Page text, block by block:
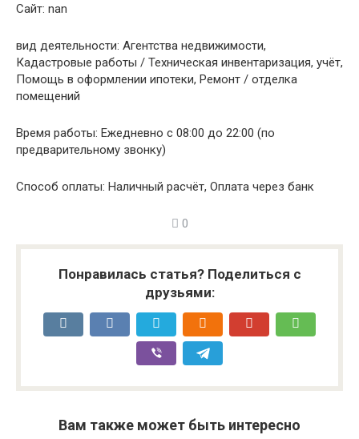
Сайт: nan
вид деятельности: Агентства недвижимости,
Кадастровые работы / Техническая инвентаризация, учёт,
Помощь в оформлении ипотеки, Ремонт / отделка
помещений
Время работы: Ежедневно с 08:00 до 22:00 (по
предварительному звонку)
Способ оплаты: Наличный расчёт, Оплата через банк
0
Понравилась статья? Поделиться с
друзьями:
Вам также может быть интересно